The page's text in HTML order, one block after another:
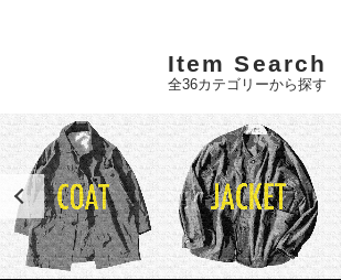
Item Search
全36カテゴリーから探す